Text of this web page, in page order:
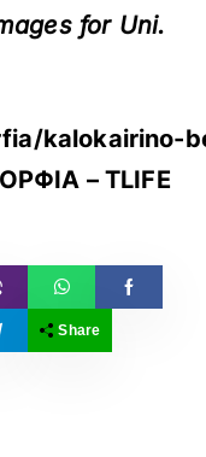
for Uni.
kalokairino-
– TLIFE
Share